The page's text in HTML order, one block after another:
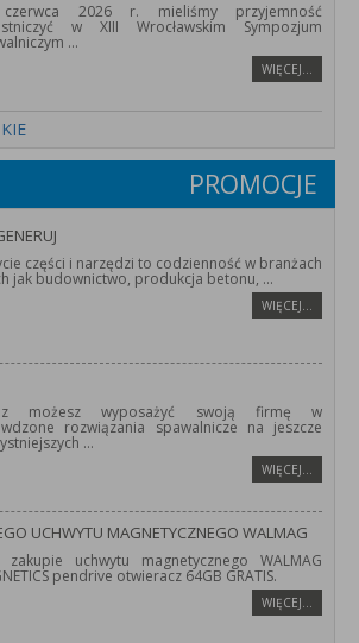
2026 r. mieliśmy przyjemność
w XIII Wrocławskim Sympozjum
...
WIĘCEJ…
PROMOCJE
części i narzędzi to codzienność w branżach
jak budownictwo, produkcja betonu, ...
WIĘCEJ…
możesz wyposażyć swoją firmę w
rozwiązania spawalnicze na jeszcze
...
WIĘCEJ…
UCHWYTU MAGNETYCZNEGO WALMAG
zakupie uchwytu magnetycznego WALMAG
pendrive otwieracz 64GB GRATIS.
WIĘCEJ…